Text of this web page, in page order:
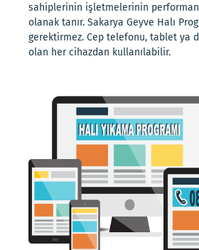
sahiplerinin işletmelerinin
olanak tanır. Sakarya Geyve Halı
gerektirmez. Cep telefonu, tablet ya
olan her cihazdan kullanılabilir.